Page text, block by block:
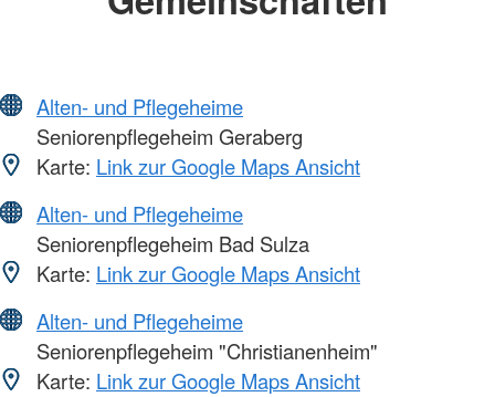
Alten- und Pflegeheime
Seniorenpflegeheim Geraberg
Karte: Link zur Google Maps Ansicht
Alten- und Pflegeheime
Seniorenpflegeheim Bad Sulza
Karte: Link zur Google Maps Ansicht
Alten- und Pflegeheime
Seniorenpflegeheim "Christianenheim"
Karte: Link zur Google Maps Ansicht